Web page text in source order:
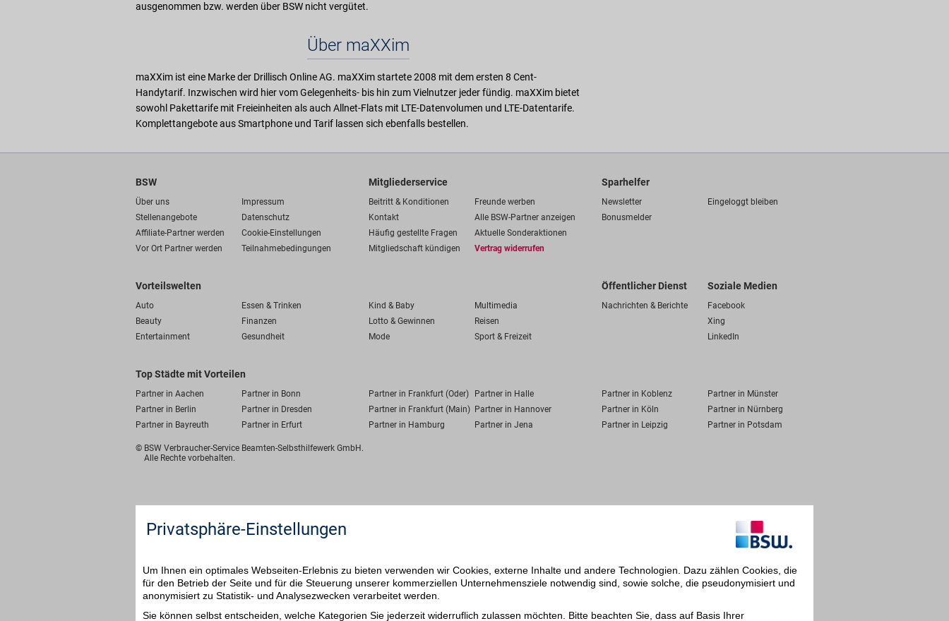
ausgenommen bzw. werden über BSW nicht vergütet.
Über maXXim
maXXim ist eine Marke der Drillisch Online AG. maXXim startete 2008 mit dem ersten 8 Cent-
Handytarif. Inzwischen wird hier vom Gelegenheits- bis hin zum Vielnutzer jeder fündig. maXXim bietet
sowohl Pakettarife mit Freieinheiten als auch Allnet-Flats mit LTE-Datenvolumen und LTE-Datentarife.
Komplettangebote aus Smartphone und Tarif lassen sich ebenfalls bestellen.
BSW
Über uns
Impressum
Stellenangebote
Datenschutz
Affiliate-Partner werden
Cookie-Einstellungen
Vor Ort Partner werden
Teilnahmebedingungen
Mitgliederservice
Beitritt & Konditionen
Freunde werben
Kontakt
Alle BSW-Partner anzeigen
Häufig gestellte Fragen
Aktuelle Sonderaktionen
Mitgliedschaft kündigen
Vertrag widerrufen
Sparhelfer
Newsletter
Eingeloggt bleiben
Bonusmelder
Vorteilswelten
Auto Essen & Trinken Kind & Baby
Multimedia
Beauty
Finanzen Lotto & Gewinnen
Reisen
Entertainment
Gesundheit Mode Sport & Freizeit
Öffentlicher Dienst
Nachrichten & Berichte
Soziale Medien
Facebook
Xing
LinkedIn
Top Städte mit Vorteilen
Partner in Aachen Partner in Bonn Partner in Frankfurt (Oder) Partner in Halle Partner in Koblenz
Partner in Münster
Partner in Berlin
Partner in Dresden Partner in Frankfurt (Main) Partner in Hannover Partner in Köln
Partner in Nürnberg
Partner in Bayreuth
Partner in Erfurt Partner in Hamburg Partner in Jena Partner in Leipzig Partner in Potsdam
© BSW Verbraucher-Service Beamten-Selbsthilfewerk GmbH.
Alle Rechte vorbehalten.
Privatsphäre-Einstellungen
Um Ihnen ein optimales Webseiten-Erlebnis zu bieten verwenden wir Cookies, externe Inhalte und andere Technologien. Dazu zählen Cookies, die
für den Betrieb der Seite und für die Steuerung unserer kommerziellen Unternehmensziele notwendig sind, sowie solche, die pseudonymisiert und
anonymisiert zu Statistik- und Analysezwecken verarbeitet werden.
Sie können selbst entscheiden, welche Kategorien Sie jederzeit widerruflich zulassen möchten. Bitte beachten Sie, dass auf Basis Ihrer